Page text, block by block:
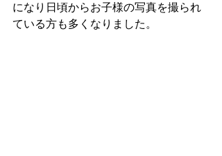
になり日頃からお子様の写真を撮られ
ている方も多くなりました。